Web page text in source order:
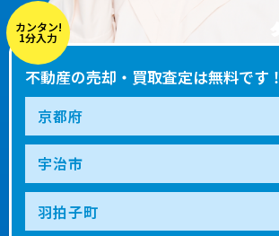
カンタン!
1分入力
不動産の売却・買取査定は無料です！